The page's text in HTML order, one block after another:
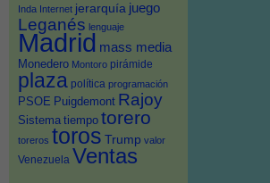
Inda Internet jerarquía juego
Leganés lenguaje
Madrid mass media
Monedero Montoro pirámide
plaza política programación
PSOE Puigdemont Rajoy
Sistema tiempo torero
toreros toros Trump valor
Venezuela Ventas